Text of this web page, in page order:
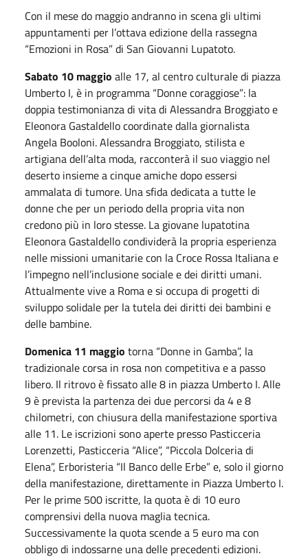
Con il mese do maggio andranno in scena gli ultimi
appuntamenti per l’ottava edizione della rassegna
“Emozioni in Rosa” di San Giovanni Lupatoto.
Sabato 10 maggio alle 17, al centro culturale di piazza
Umberto I, è in programma “Donne coraggiose”: la
doppia testimonianza di vita di Alessandra Broggiato e
Eleonora Gastaldello coordinate dalla giornalista
Angela Booloni. Alessandra Broggiato, stilista e
artigiana dell’alta moda, racconterà il suo viaggio nel
deserto insieme a cinque amiche dopo essersi
ammalata di tumore. Una sfida dedicata a tutte le
donne che per un periodo della propria vita non
credono più in loro stesse. La giovane lupatotina
Eleonora Gastaldello condividerà la propria esperienza
nelle missioni umanitarie con la Croce Rossa Italiana e
l’impegno nell’inclusione sociale e dei diritti umani.
Attualmente vive a Roma e si occupa di progetti di
sviluppo solidale per la tutela dei diritti dei bambini e
delle bambine.
Domenica 11 maggio torna “Donne in Gamba”, la
tradizionale corsa in rosa non competitiva e a passo
libero. Il ritrovo è fissato alle 8 in piazza Umberto I. Alle
9 è prevista la partenza dei due percorsi da 4 e 8
chilometri, con chiusura della manifestazione sportiva
alle 11. Le iscrizioni sono aperte presso Pasticceria
Lorenzetti, Pasticceria “Alice”, “Piccola Dolceria di
Elena”, Erboristeria “Il Banco delle Erbe” e, solo il giorno
della manifestazione, direttamente in Piazza Umberto I.
Per le prime 500 iscritte, la quota è di 10 euro
comprensivi della nuova maglia tecnica.
Successivamente la quota scende a 5 euro ma con
obbligo di indossarne una delle precedenti edizioni.